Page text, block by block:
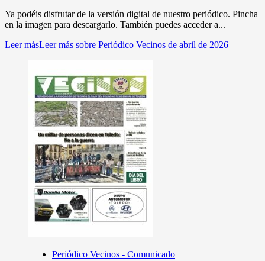
Ya podéis disfrutar de la versión digital de nuestro periódico. Pincha
en la imagen para descargarlo. También puedes acceder a...
Leer másLeer más sobre Periódico Vecinos de abril de 2026
Periódico Vecinos - Comunicado